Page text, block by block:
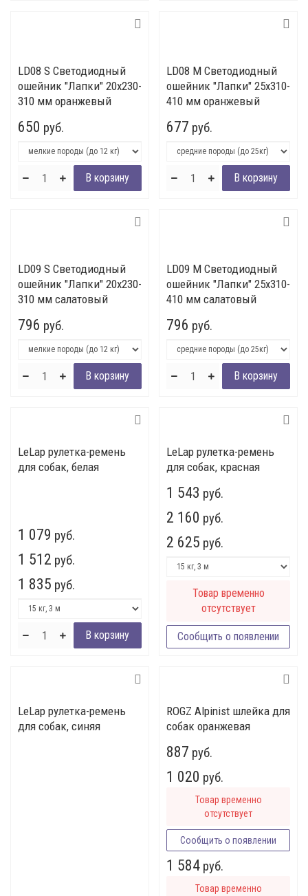
LD08 S Светодиодный
ошейник "Лапки" 20x230-
310 мм оранжевый
650 руб.
LD08 M Светодиодный
ошейник "Лапки" 25x310-
410 мм оранжевый
677 руб.
LD09 S Светодиодный
ошейник "Лапки" 20x230-
310 мм салатовый
796 руб.
LD09 M Светодиодный
ошейник "Лапки" 25x310-
410 мм салатовый
796 руб.
LeLap рулетка-ремень
для собак, белая
1 079 руб.
1 512 руб.
1 835 руб.
LeLap рулетка-ремень
для собак, красная
1 543 руб.
2 160 руб.
2 625 руб.
Товар временно
отсутствует
Сообщить о появлении
LeLap рулетка-ремень
для собак, синяя
ROGZ Alpinist шлейка для
собак оранжевая
887 руб.
1 020 руб.
Товар временно
отсутствует
Сообщить о появлении
1 584 руб.
Товар временно